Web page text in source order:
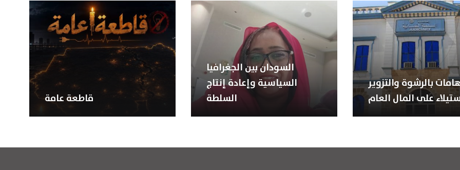
قاطعة عامة
السودان بين الجغرافيا
السياسية وإعادة إنتاج
السلطة
بالرشوة والتزوير
على المال العام